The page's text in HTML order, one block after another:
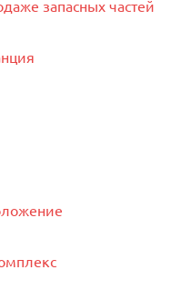
запасных частей